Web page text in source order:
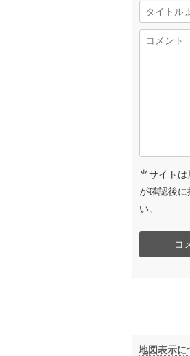
当サイト
が確認後に
い。
地図表示に